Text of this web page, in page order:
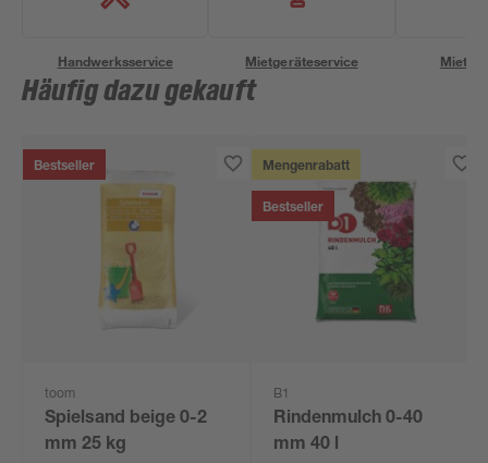
Handwerksservice Mietgeräteservice
Häufig dazu gekauft
Bestseller
toom
Spielsand beige 0-2
mm 25 kg
Mengenrabatt
Bestseller
B1
Rindenmulch 0-40
mm 40 l